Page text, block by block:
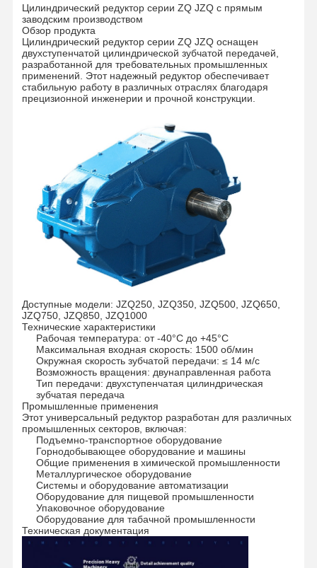
Цилиндрический редуктор серии ZQ JZQ с прямым
заводским производством
Обзор продукта
Цилиндрический редуктор серии ZQ JZQ оснащен
двухступенчатой цилиндрической зубчатой передачей,
разработанной для требовательных промышленных
применений. Этот надежный редуктор обеспечивает
стабильную работу в различных отраслях благодаря
прецизионной инженерии и прочной конструкции.
Доступные модели: JZQ250, JZQ350, JZQ500, JZQ650,
JZQ750, JZQ850, JZQ1000
Технические характеристики
Рабочая температура: от -40°C до +45°C
Максимальная входная скорость: 1500 об/мин
Окружная скорость зубчатой передачи: ≤ 14 м/с
Возможность вращения: двунаправленная работа
Тип передачи: двухступенчатая цилиндрическая
зубчатая передача
Промышленные применения
Этот универсальный редуктор разработан для различных
промышленных секторов, включая:
Подъемно-транспортное оборудование
Горнодобывающее оборудование и машины
Общие применения в химической промышленности
Металлургическое оборудование
Системы и оборудование автоматизации
Оборудование для пищевой промышленности
Упаковочное оборудование
Оборудование для табачной промышленности
Техническая документация